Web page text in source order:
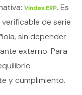
Vindex ERP. Es
de serie
sin depender
externo. Para
y cumplimiento.